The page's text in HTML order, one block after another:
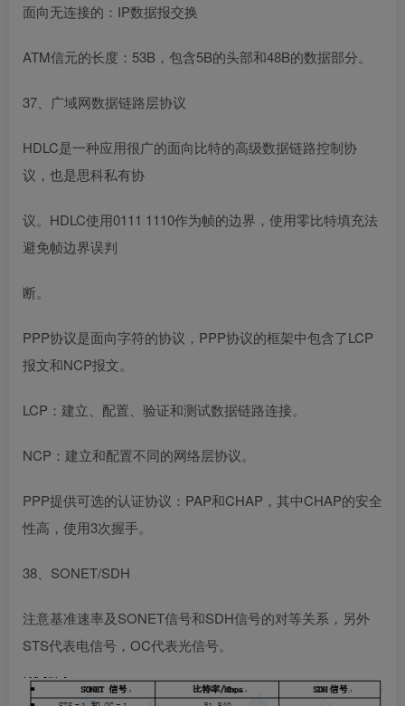
面向无连接的：IP数据报交换
ATM信元的长度：53B，包含5B的头部和48B的数据部分。
37、广域网数据链路层协议
HDLC是一种应用很广的面向比特的高级数据链路控制协
议，也是思科私有协
议。HDLC使用0111 1110作为帧的边界，使用零比特填充法
避免帧边界误判
断。
PPP协议是面向字符的协议，PPP协议的框架中包含了LCP
报文和NCP报文。
LCP：建立、配置、验证和测试数据链路连接。
NCP：建立和配置不同的网络层协议。
PPP提供可选的认证协议：PAP和CHAP，其中CHAP的安全
性高，使用3次握手。
38、SONET/SDH
注意基准速率及SONET信号和SDH信号的对等关系，另外
STS代表电信号，OC代表光信号。